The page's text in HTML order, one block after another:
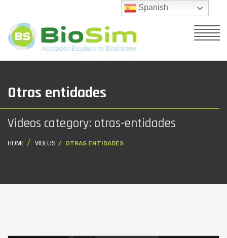
Otras entidades
Videos category: otras-entidades
HOME VIDEOS OTRAS ENTIDADES
Spanish